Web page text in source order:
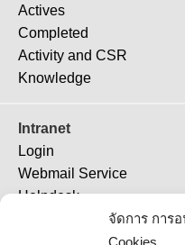
จัดการ การ
Cookies
Actives
Completed
Activity and CSR
Knowledge
Intranet
Login
Webmail Service
Helpdesk
TeamViewer 11
TeamViewer (QS)